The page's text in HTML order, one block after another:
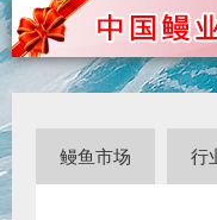
鳗鱼市场 行